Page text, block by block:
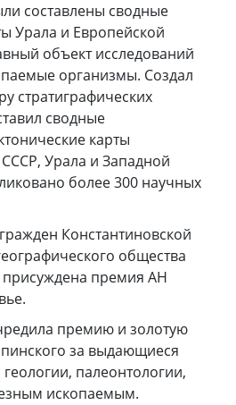
составлены сводные
Урала и Европейской
объект исследований
организмы. Создал
стратиграфических
сводные
карты
Урала и Западной
более 300 научных
Константиновской
общества
присуждена премия АН
премию и золотую
за выдающиеся
палеонтологии,
ископаемым.